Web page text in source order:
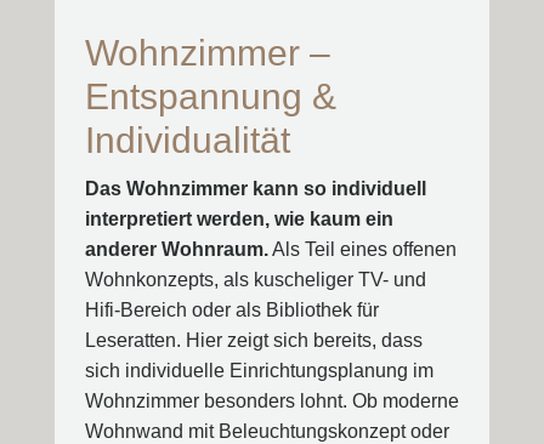
Wohnzimmer –
Entspannung &
Individualität
Das Wohnzimmer kann so individuell
interpretiert werden, wie kaum ein
anderer Wohnraum.Als Teil eines offenen
Wohnkonzepts, als kuscheliger TV- und
Hifi-Bereich oder als Bibliothek für
Leseratten. Hier zeigt sich bereits, dass
sich individuelle Einrichtungsplanung im
Wohnzimmer besonders lohnt. Ob moderne
Wohnwand mit Beleuchtungskonzept oder